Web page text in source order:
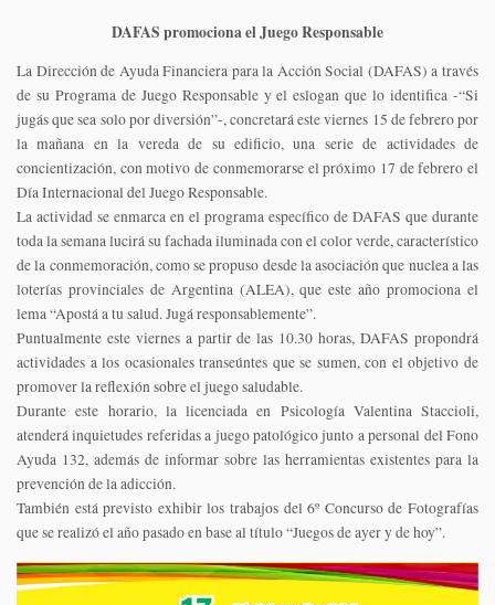
DAFAS promociona el Juego Responsable
La Dirección de Ayuda Financiera para la Acción Social (DAFAS) a través
de su Programa de Juego Responsable y el eslogan que lo identifica -“Si
jugás que sea solo por diversión”-, concretará este viernes 15 de febrero por
la mañana en la vereda de su edificio, una serie de actividades de
concientización, con motivo de conmemorarse el próximo 17 de febrero el
Día Internacional del Juego Responsable.
La actividad se enmarca en el programa específico de DAFAS que durante
toda la semana lucirá su fachada iluminada con el color verde, característico
de la conmemoración, como se propuso desde la asociación que nuclea a las
loterías provinciales de Argentina (ALEA), que este año promociona el
lema “Apostá a tu salud. Jugá responsablemente”.
Puntualmente este viernes a partir de las 10.30 horas, DAFAS propondrá
actividades a los ocasionales transeúntes que se sumen, con el objetivo de
promover la reflexión sobre el juego saludable.
Durante este horario, la licenciada en Psicología Valentina Staccioli,
atenderá inquietudes referidas a juego patológico junto a personal del Fono
Ayuda 132, además de informar sobre las herramientas existentes para la
prevención de la adicción.
También está previsto exhibir los trabajos del 6º Concurso de Fotografías
que se realizó el año pasado en base al título “Juegos de ayer y de hoy”.